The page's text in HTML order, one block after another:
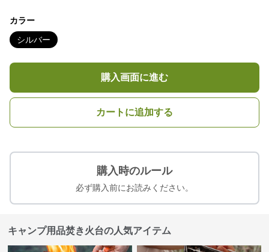
カラー
シルバー
購入画面に進む
カートに追加する
購入時のルール
必ず購入前にお読みください。
キャンプ用品焚き火台の人気アイテム